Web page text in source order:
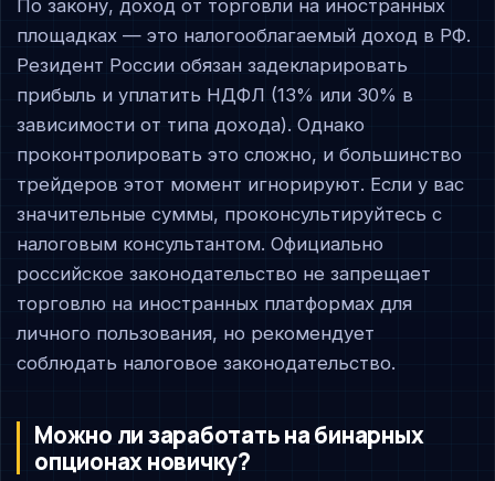
По закону, доход от торговли на иностранных
площадках — это налогооблагаемый доход в РФ.
Резидент России обязан задекларировать
прибыль и уплатить НДФЛ (13% или 30% в
зависимости от типа дохода). Однако
проконтролировать это сложно, и большинство
трейдеров этот момент игнорируют. Если у вас
значительные суммы, проконсультируйтесь с
налоговым консультантом. Официально
российское законодательство не запрещает
торговлю на иностранных платформах для
личного пользования, но рекомендует
соблюдать налоговое законодательство.
Можно ли заработать на бинарных
опционах новичку?